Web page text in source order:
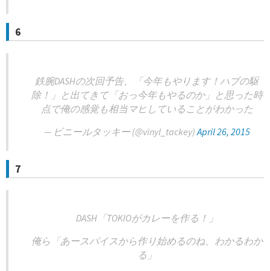
6
鉄腕DASHの次回予告、「今年もやります！ハブの駆
除！」と出てきて「おっ今年もやるのか」と思った時
点で俺の感覚も相当マヒしていることがわかった
— ビニールタッキー (@vinyl_tackey)April 26, 2015
7
DASH「TOKIOがカレーを作る！」
俺ら「あースパイスから作り始めるのね、わかるわか
る」